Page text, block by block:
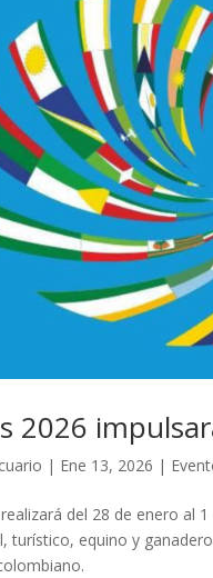
2026
| Ene 13, 2026 |
del 28 de enero al
turístico, equino y